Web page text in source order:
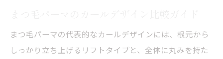
まつ毛パーマの代表的なカールデザインには、根元から
しっかり立ち上げるリフトタイプと、全体に丸みを持た